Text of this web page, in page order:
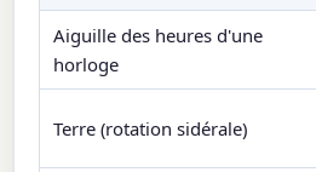
Aiguille des heures d'une
horloge
Terre (rotation sidérale)